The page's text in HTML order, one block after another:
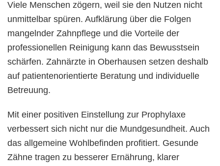
Viele Menschen zögern, weil sie den Nutzen nicht
unmittelbar spüren. Aufklärung über die Folgen
mangelnder Zahnpflege und die Vorteile der
professionellen Reinigung kann das Bewusstsein
schärfen. Zahnärzte in Oberhausen setzen deshalb
auf patientenorientierte Beratung und individuelle
Betreuung.
Mit einer positiven Einstellung zur Prophylaxe
verbessert sich nicht nur die Mundgesundheit. Auch
das allgemeine Wohlbefinden profitiert. Gesunde
Zähne tragen zu besserer Ernährung, klarer